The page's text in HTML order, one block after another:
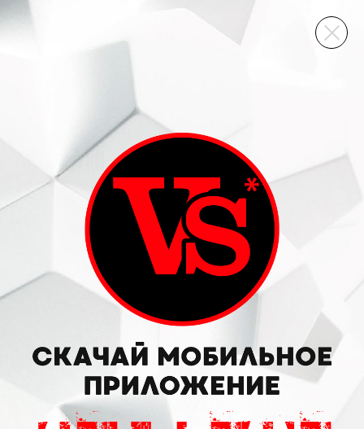
ВИННЫЙ СКЛАД